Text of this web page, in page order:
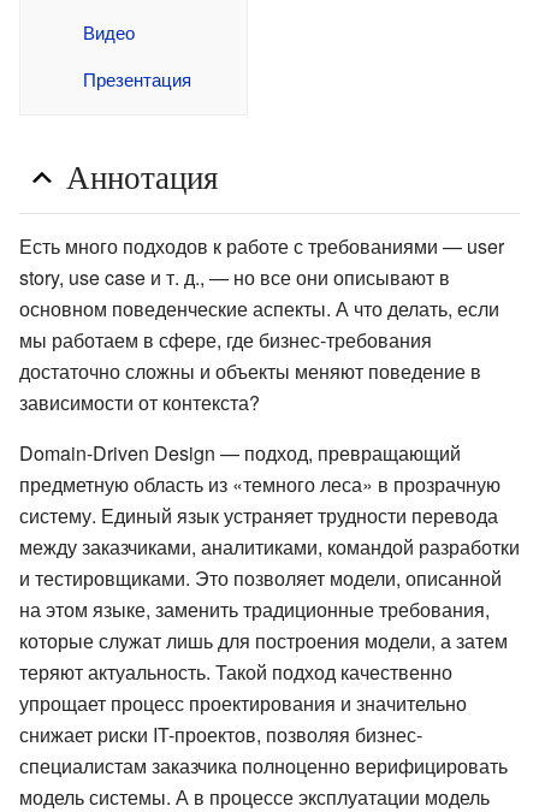
Видео
Презентация
Аннотация
Есть много подходов к работе с требованиями — user
story, use case и т. д., — но все они описывают в
основном поведенческие аспекты. А что делать, если
мы работаем в сфере, где бизнес-требования
достаточно сложны и объекты меняют поведение в
зависимости от контекста?
Domain-Driven Design — подход, превращающий
предметную область из «темного леса» в прозрачную
систему. Единый язык устраняет трудности перевода
между заказчиками, аналитиками, командой разработки
и тестировщиками. Это позволяет модели, описанной
на этом языке, заменить традиционные требования,
которые служат лишь для построения модели, а затем
теряют актуальность. Такой подход качественно
упрощает процесс проектирования и значительно
снижает риски IT-проектов, позволяя бизнес-
специалистам заказчика полноценно верифицировать
модель системы. А в процессе эксплуатации модель